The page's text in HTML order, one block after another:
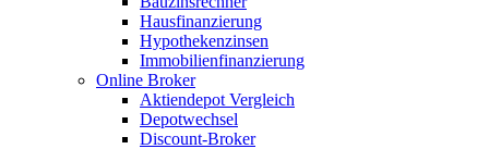
Hausfinanzierung
Hypothekenzinsen
Immobilienfinanzierung
Online Broker
Aktiendepot Vergleich
Depotwechsel
Discount-Broker